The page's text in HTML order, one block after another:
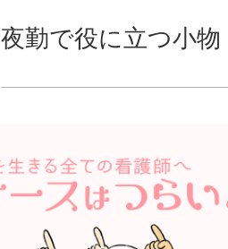
夜勤で役に立つ小